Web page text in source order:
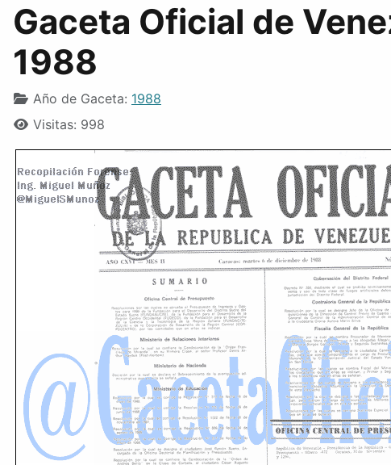
Gaceta Oficial de
1988
Año de Gaceta: 1988
Visitas: 998